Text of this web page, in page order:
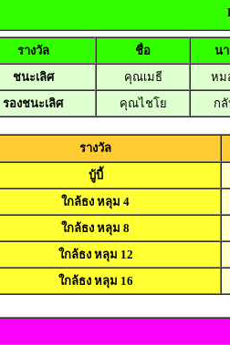
รางวัล ชื่อ
น
ชนะเลิศ
คุณเมธี
หม
รองชนะเลิศ
คุณไชโย กลั
รางวัล
บู้บี้
ใกล้ธง หลุม 4
ใกล้ธง หลุม 8
ใกล้ธง หลุม 12
ใกล้ธง หลุม 16